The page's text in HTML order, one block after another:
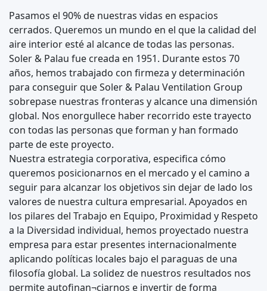
Pasamos el 90% de nuestras vidas en espacios
cerrados. Queremos un mundo en el que la calidad del
aire interior esté al alcance de todas las personas.
Soler & Palau fue creada en 1951. Durante estos 70
años, hemos trabajado con firmeza y determinación
para conseguir que Soler & Palau Ventilation Group
sobrepase nuestras fronteras y alcance una dimensión
global. Nos enorgullece haber recorrido este trayecto
con todas las personas que forman y han formado
parte de este proyecto.
Nuestra estrategia corporativa, especifica cómo
queremos posicionarnos en el mercado y el camino a
seguir para alcanzar los objetivos sin dejar de lado los
valores de nuestra cultura empresarial. Apoyados en
los pilares del Trabajo en Equipo, Proximidad y Respeto
a la Diversidad individual, hemos proyectado nuestra
empresa para estar presentes internacionalmente
aplicando políticas locales bajo el paraguas de una
filosofía global. La solidez de nuestros resultados nos
permite autofinan¬ciarnos e invertir de forma